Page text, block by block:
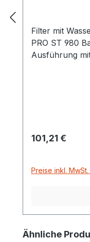
Filter mit
PRO ST 980
Ausführung
Regulärer
101,21 €
Preise inkl.
Produktgalerie
Ähnliche